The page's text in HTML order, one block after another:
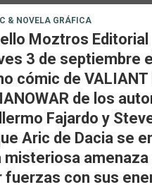
& NOVELA GRÁFICA
Moztros Editorial
3 de septiembre
cómic de VALIANT
de los
Fajardo y
Aric de Dacia se
misteriosa amenaza
fuerzas con sus